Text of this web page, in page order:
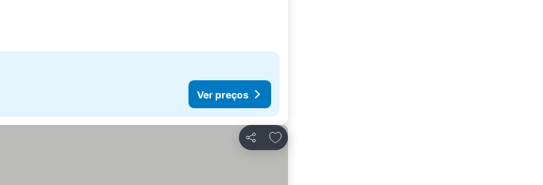
Ver preços
Partilhar
Adicionar aos favoritos